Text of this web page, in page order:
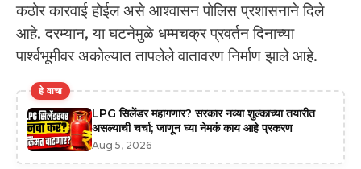
कठोर कारवाई होईल असे आश्वासन पोलिस प्रशासनाने दिले
आहे. दरम्यान, या घटनेमुळे धम्मचक्र प्रवर्तन दिनाच्या
पार्श्वभूमीवर अकोल्यात तापलेले वातावरण निर्माण झाले आहे.
हे वाचा
LPG सिलेंडर महागणार? सरकार नव्या शुल्काच्या तयारीत
असल्याची चर्चा; जाणून घ्या नेमकं काय आहे प्रकरण
Aug 5, 2026